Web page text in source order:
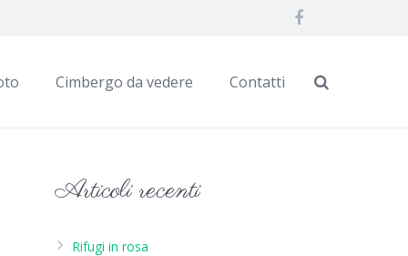
Cimbergo da vedere Contatti
Articoli recenti
Rifugi in rosa